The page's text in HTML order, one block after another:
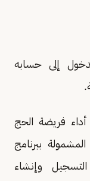
إلى حسابه
أداء فريضة الحج
من الدول المشمولة ببرنامج
وإنشاء